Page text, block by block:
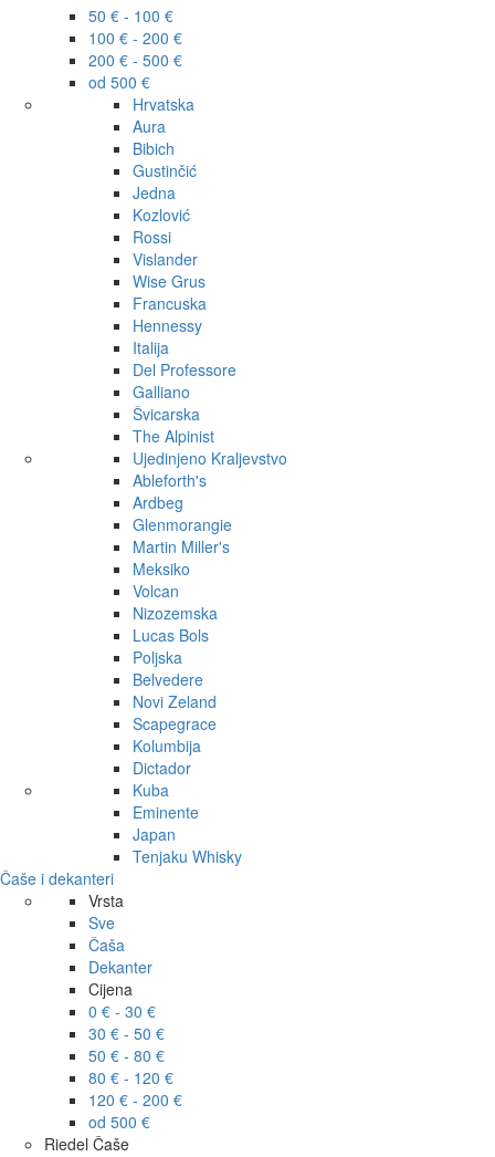
50 € - 100 €
100 € - 200 €
200 € - 500 €
od 500 €
Hrvatska
Aura
Bibich
Gustinčić
Jedna
Kozlović
Rossi
Vislander
Wise Grus
Francuska
Hennessy
Italija
Del Professore
Galliano
Švicarska
The Alpinist
Ujedinjeno Kraljevstvo
Ableforth's
Ardbeg
Glenmorangie
Martin Miller's
Meksiko
Volcan
Nizozemska
Lucas Bols
Poljska
Belvedere
Novi Zeland
Scapegrace
Kolumbija
Dictador
Kuba
Eminente
Japan
Tenjaku Whisky
Čaše i dekanteri
Vrsta
Sve
Čaša
Dekanter
Cijena
0 € - 30 €
30 € - 50 €
50 € - 80 €
80 € - 120 €
120 € - 200 €
od 500 €
Riedel Čaše